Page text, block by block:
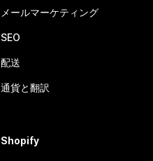
メールマーケティング
SEO
配送
通貨と翻訳
Shopify